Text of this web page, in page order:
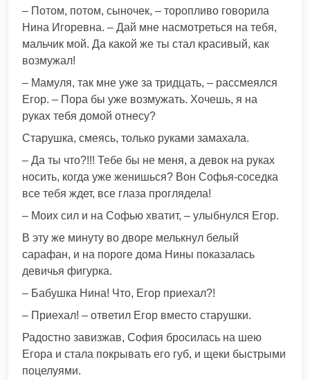
– Потом, потом, сыночек, – торопливо говорила
Нина Игоревна. – Дай мне насмотреться на тебя,
мальчик мой. Да какой же ты стал красивый, как
возмужал!
– Мамуля, так мне уже за тридцать, – рассмеялся
Егор. – Пора бы уже возмужать. Хочешь, я на
руках тебя домой отнесу?
Старушка, смеясь, только руками замахала.
– Да ты что?!!! Тебе бы не меня, а девок на руках
носить, когда уже женишься? Вон Софья-соседка
все тебя ждет, все глаза проглядела!
– Моих сил и на Софью хватит, – улыбнулся Егор.
В эту же минуту во дворе мелькнул белый
сарафан, и на пороге дома Нины показалась
девичья фигурка.
– Бабушка Нина! Что, Егор приехал?!
– Приехал! – ответил Егор вместо старушки.
Радостно завизжав, София бросилась на шею
Егора и стала покрывать его губ, и щеки быстрыми
поцелуями.